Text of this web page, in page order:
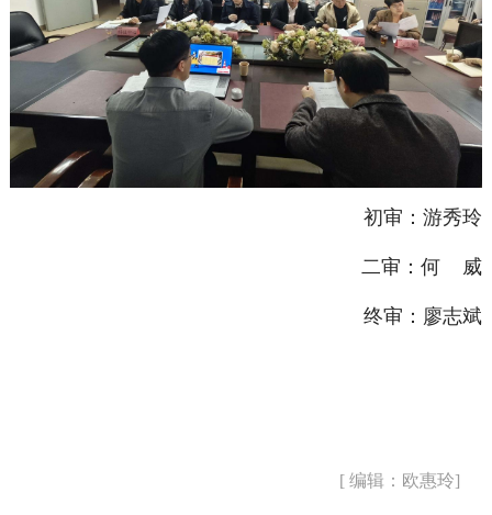
初审：游秀玲
二审：何 威
终审：廖志斌
[ 编辑：欧惠玲]